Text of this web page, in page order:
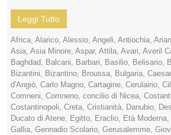
Leggi Tutto
Africa, Alarico, Alessio, Angeli, Antiochia,
Asia, Asia Minore, Aspar, Attila, Avari, Averil
Baghdad, Balcani, Barbari, Basilio, Belisario,
Bizantini, Bizantino, Broussa, Bulgaria, Caesar
d'Angiò, Carlo Magno, Cartagine, Cerulairio,
Comneni, Comneno, concilio di Nicea,
Costantinopoli, Creta, Cristianità, Danubio,
Ducato di Atene, Egitto, Eraclio, Età Moderna,
Gallia, Gennadio Scolario, Gerusalemme,